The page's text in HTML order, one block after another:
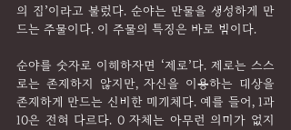
의 집’이라고 불렀다. 순야는 만물을 생성하게 만
드는 주물이다. 이 주물의 특징은 바로 빔이다.
순야를 숫자로 이해하자면 ‘제로’다. 제로는 스스
로는 존재하지 않지만, 자신을 이용하는 대상을
존재하게 만드는 신비한 매개체다. 예를 들어, 1과
10은 전혀 다르다. 0 자체는 아무런 의미가 없지